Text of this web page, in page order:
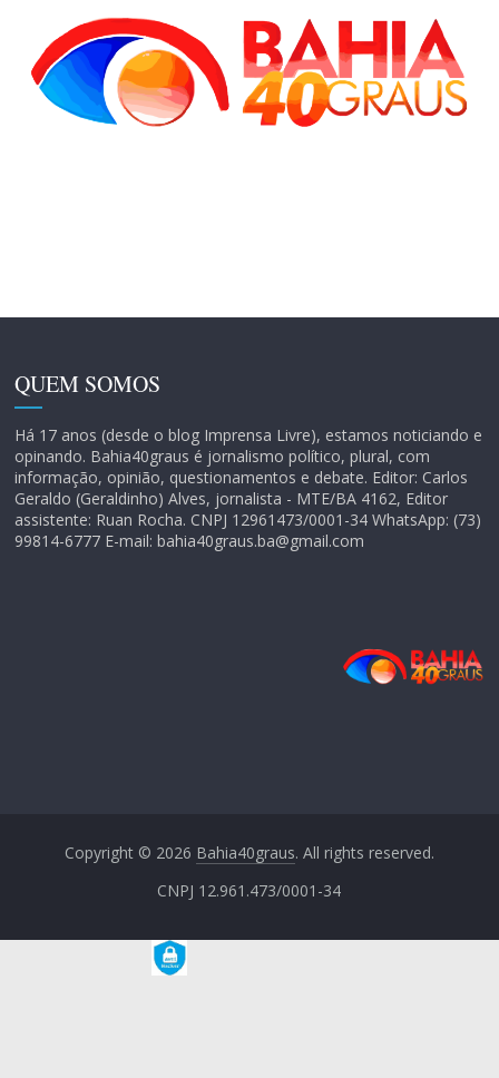
QUEM SOMOS
Há 17 anos (desde o blog Imprensa Livre), estamos noticiando e
opinando. Bahia40graus é jornalismo político, plural, com
informação, opinião, questionamentos e debate. Editor: Carlos
Geraldo (Geraldinho) Alves, jornalista - MTE/BA 4162, Editor
assistente: Ruan Rocha. CNPJ 12961473/0001-34 WhatsApp: (73)
99814-6777 E-mail: bahia40graus.ba@gmail.com
Copyright © 2026 Bahia40graus. All rights reserved.
CNPJ 12.961.473/0001-34